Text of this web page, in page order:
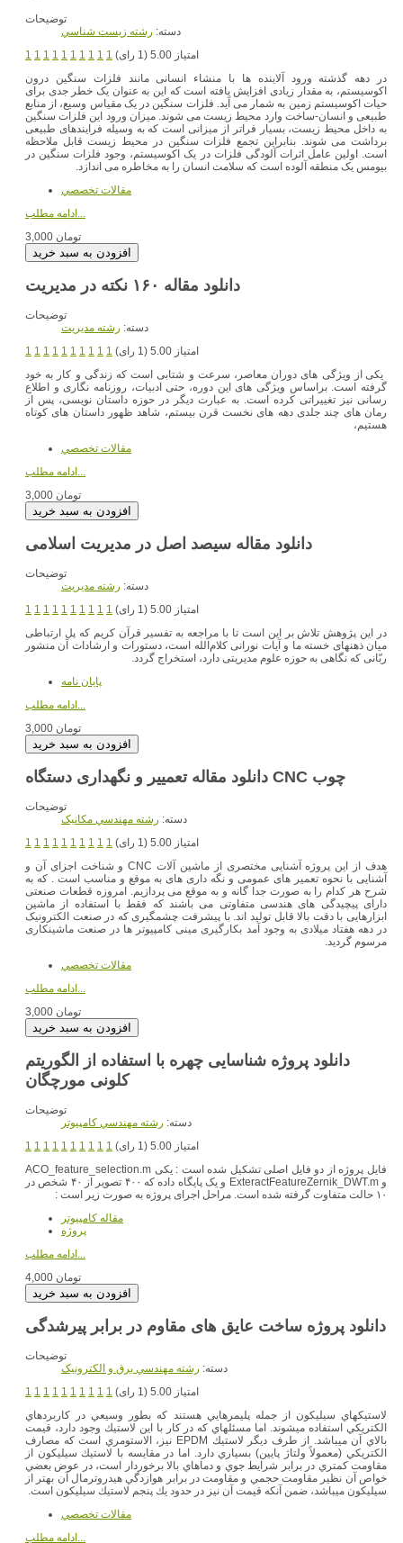
توضیحات
دسته: رشته زيست شناسي
1 1 1 1 1 1 1 1 1 1
امتیاز 5.00 (1 رای)
در دهه گذشته ورود آلاینده ها با منشاء انسانی مانند فلزات سنگین درون
اکوسیستم، به مقدار زیادی افزایش یافته است كه این به عنوان یک خطر جدی برای
حیات اکوسیستم زمین به شمار می آید. فلزات سنگین در یک مقیاس وسیع، از منابع
طبیعی و انسان-ساخت وارد محیط زیست می شوند. میزان ورود این فلزات سنگین
به داخل محیط زیست، بسیار فراتر از میزانی است که به وسیله فرایندهای طبیعی
برداشت می شوند. بنابراین تجمع فلزات سنگین در محیط زیست قابل ملاحظه
است. اولین عامل اثرات آلودگی فلزات در یک اکوسیستم، وجود فلزات سنگین در
بیومس یک منطقه آلوده است كه سلامت انسان را به مخاطره می اندازد.
مقالات تخصصي
ادامه مطلب...
3,000 تومان
دانلود مقاله ۱۶۰ نکته در مدیریت
توضیحات
دسته: رشته مديريت
1 1 1 1 1 1 1 1 1 1
امتیاز 5.00 (1 رای)
یکی از ویژگی های دوران معاصر، سرعت و شتابی است که زندگی و کار به خود
گرفته است. براساس ویژگی های این دوره، حتی ادبیات، روزنامه نگاری و اطلاع
رسانی نیز تغییراتی کرده است. به عبارت دیگر در حوزه داستان نویسی، پس از
رمان های چند جلدی دهه های نخست قرن بیستم، شاهد ظهور داستان های کوتاه
هستیم،
مقالات تخصصي
ادامه مطلب...
3,000 تومان
توضیحات
دسته: رشته مديريت
1 1 1 1 1 1 1 1 1 1
امتیاز 5.00 (1 رای)
در این پژوهش تلاش بر این است تا با مراجعه به تفسیر قرآن کریم که پل ارتباطی
میان ذهنهای خسته ما و آیات نورانی کلام‌الله است، دستورات و ارشادات آن منشور
ربّانی که نگاهی به حوزه علوم مدیریتی دارد، استخراج گردد.
پایان نامه
ادامه مطلب...
3,000 تومان
توضیحات
دسته: رشته مهندسي مکانيک
1 1 1 1 1 1 1 1 1 1
امتیاز 5.00 (1 رای)
هدف از این پروژه آشنایی مختصری از ماشین آلات CNC و شناخت اجزای آن و
آشنایی با نحوه تعمیر های عمومی و نگه داری های به موقع و مناسب است . که به
شرح هر کدام را به صورت جدا گانه و به موقع می پردازیم. امروزه قطعات صنعتی
دارای پیچیدگی های هندسی متفاوتی می باشند که فقط با استفاده از ماشین
ابزارهایی با دقت بالا قابل تولید اند. با پیشرفت چشمگیری که در صنعت الکترونیک
در دهه هفتاد میلادی به وجود آمد بکارگیری مینی کامپیوتر ها در صنعت ماشینکاری
مرسوم گردید.
مقالات تخصصي
ادامه مطلب...
3,000 تومان
دانلود پروژه شناسایی چهره با استفاده از الگوریتم
کلونی مورچگان
توضیحات
دسته: رشته مهندسي کامپيوتر
1 1 1 1 1 1 1 1 1 1
امتیاز 5.00 (1 رای)
فایل پروژه از دو فایل اصلی تشکیل شده است : یکی ACO_feature_selection.m
و ExteractFeatureZernik_DWT.m و یک پایگاه داده که ۴۰۰ تصویر از ۴۰ شخص در
۱۰ حالت متفاوت گرفته شده است. مراحل اجرای پروژه به صورت زیر است :
مقاله کامپیوتر
پروژه
ادامه مطلب...
4,000 تومان
دانلود پروژه ساخت عایق های مقاوم در برابر پیرشدگی
توضیحات
دسته: رشته مهندسي برق و الکترونيک
1 1 1 1 1 1 1 1 1 1
امتیاز 5.00 (1 رای)
لاستيك‎هاي سيليكون از جمله پليمرهايي هستند كه بطور وسيعي در كاربردهاي
الكتريكي استفاده مي‎شوند. اما مسئله‎ا‎ي كه در كار با اين لاستيك وجود دارد، قيمت
بالاي آن مي‎باشد. از طرف ديگر لاستيك EPDM نيز، الاستومري است كه مصارف
الكتريكي (معمولاً ولتاژ پايين) بسياري دارد. اما در مقايسه با لاستيك سيليكون از
مقاومت كمتري در برابر شرايط جوي و دماهاي بالا برخوردار است، در عوض بعضي
خواص آن نظير مقاومت حجمي و مقاومت در برابر هوازدگي هيدروترمال آن بهتر از
سيليكون مي‎باشد، ضمن آنكه قيمت آن نيز در حدود يك پنجم لاستيك سيليكون است.
مقالات تخصصي